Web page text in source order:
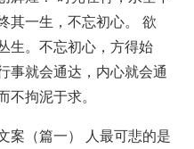
其一生，不忘初心。 欲
生。不忘初心，方得始
事就会通达，内心就会通
拘泥于求。
案（篇一） 人最可悲的是